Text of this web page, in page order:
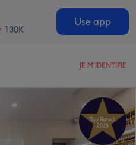
130K
Use app
JE M'IDENTIFIE